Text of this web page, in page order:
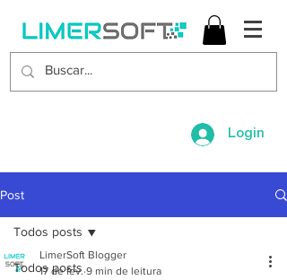
Login
Post
Todos posts
Todos posts
LimerSoft Blogger
17 de fev. 9 min de leitura